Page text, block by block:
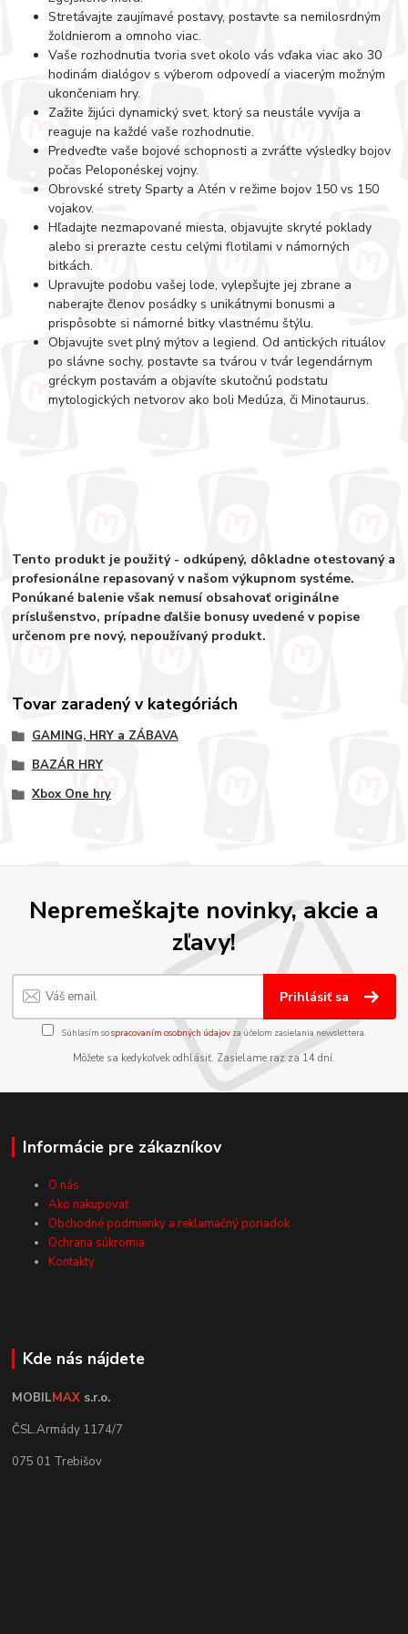
Stretávajte zaujímavé postavy, postavte sa nemilosrdným
žoldnierom a omnoho viac.
Vaše rozhodnutia tvoria svet okolo vás vďaka viac ako 30
hodinám dialógov s výberom odpovedí a viacerým možným
ukončeniam hry.
Zažite žijúci dynamický svet, ktorý sa neustále vyvíja a
reaguje na každé vaše rozhodnutie.
Predveďte vaše bojové schopnosti a zvráťte výsledky bojov
počas Peloponéskej vojny.
Obrovské strety Sparty a Atén v režime bojov 150 vs 150
vojakov.
Hľadajte nezmapované miesta, objavujte skryté poklady
alebo si prerazte cestu celými flotilami v námorných
bitkách.
Upravujte podobu vašej lode, vylepšujte jej zbrane a
naberajte členov posádky s unikátnymi bonusmi a
prispôsobte si námorné bitky vlastnému štýlu.
Objavujte svet plný mýtov a legiend. Od antických rituálov
po slávne sochy, postavte sa tvárou v tvár legendárnym
gréckym postavám a objavíte skutočnú podstatu
mytologických netvorov ako boli Medúza, či Minotaurus.
Tento produkt je použitý - odkúpený, dôkladne otestovaný a
profesionálne repasovaný v našom výkupnom systéme.
Ponúkané balenie však nemusí obsahovať originálne
príslušenstvo, prípadne ďalšie bonusy uvedené v popise
určenom pre nový, nepoužívaný produkt.
Tovar zaradený v kategóriách
GAMING, HRY a ZÁBAVA
BAZÁR HRY
Xbox One hry
Nepremeškajte novinky, akcie a
zľavy!
Prihlásiť sa
Súhlasím sospracovaním osobných údajov za účelom zasielania newslettera.
Môžete sa kedykoľvek odhlásiť. Zasielame raz za 14 dní.
Informácie pre zákazníkov
O nás
Ako nakupovať
Obchodné podmienky a reklamačný poriadok
Ochrana súkromia
Kontakty
Kde nás nájdete
MOBILMAX s.r.o.
ČSL.Armády 1174/7
075 01 Trebišov